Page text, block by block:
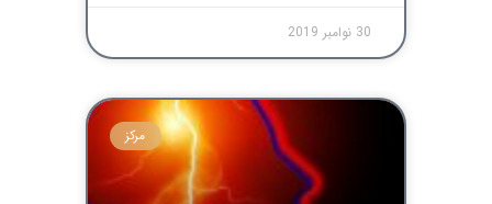
30 نوامبر 2019
مرکز